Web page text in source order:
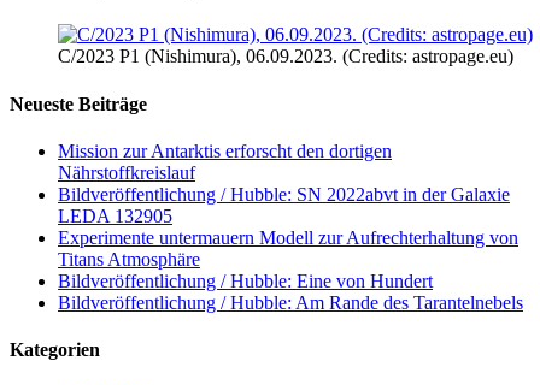
C/2023 P1 (Nishimura), 06.09.2023. (Credits: astropage.eu)
Neueste Beiträge
Mission zur Antarktis erforscht den dortigen
Nährstoffkreislauf
Bildveröffentlichung / Hubble: SN 2022abvt in der Galaxie
LEDA 132905
Experimente untermauern Modell zur Aufrechterhaltung von
Titans Atmosphäre
Bildveröffentlichung / Hubble: Eine von Hundert
Bildveröffentlichung / Hubble: Am Rande des Tarantelnebels
Kategorien